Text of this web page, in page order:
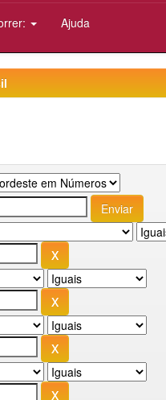
Ajuda